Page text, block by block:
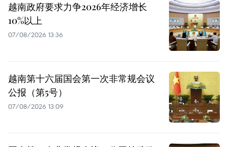
越南政府要求力争2026年经济增长
10%以上
07/08/2026 13:36
越南第十六届国会第一次非常规会议
公报（第5号）
07/08/2026 13:09